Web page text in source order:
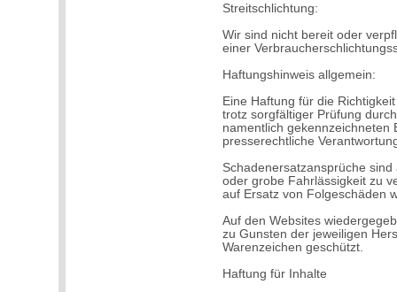
Streitschlichtung:
Wir sind nicht bereit oder
einer
Haftungshinweis allgemein:
Eine Haftung für die
trotz sorgfältiger Prüfung
namentlich gekennzeichneten
presserechtliche
Schadenersatzansprüche
oder grobe Fahrlässigkeit zu
auf Ersatz von Folgeschäden
Auf den Websites
zu Gunsten der jeweiligen
Warenzeichen geschützt.
Haftung für Inhalte